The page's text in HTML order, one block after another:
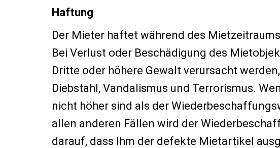
Haftung
Der Mieter haftet während des
Bei Verlust oder Beschädigung des
Dritte oder höhere Gewalt verursacht
Diebstahl, Vandalismus und Terrorismus.
nicht höher sind als der
allen anderen Fällen wird der
darauf, dass Ihm der defekte Mietartikel